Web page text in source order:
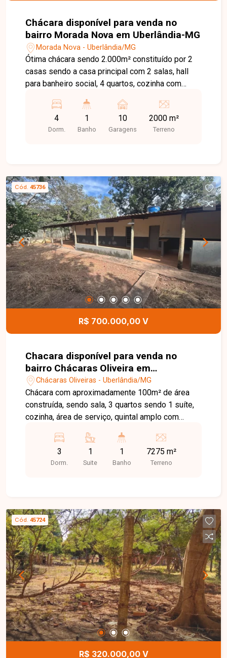
refúgio cercado pela natureza. Proprietário
estuda troca como parte da negociação.
Chácara disponível para venda no
bairro Morada Nova em Uberlândia-MG
Morada Nova - Uberlândia/MG
Ótima chácara sendo 2.000m² constituído por 2
casas sendo a casa principal com 2 salas, hall
para banheiro social, 4 quartos, cozinha com
com forno, banheiro externo. Segunda casa nos
fundos sendo sala, 2 quartos, cozinha, banheiro
social, quintal arborizado, espaço para 10 vagas
4
Dorm.
1
Banho
10
Garagens
2000 m²
Terreno
Cód. 45736
R$ 700.000,00 V
Chacara disponível para venda no
bairro Chácaras Oliveira em
Uberlândia-MG
Chácaras Oliveiras - Uberlândia/MG
Chácara com aproximadamente 100m² de área
construída, sendo sala, 3 quartos sendo 1 suíte,
cozinha, área de serviço, quintal amplo com
3
Dorm.
1
Suite
1
Banho
7275 m²
Terreno
Cód. 45724
R$ 320.000,00 V